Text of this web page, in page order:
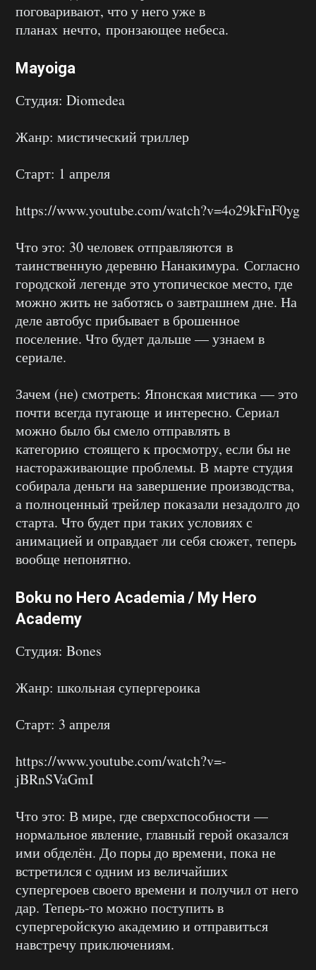
поговаривают, что у него уже в
планах нечто, пронзающее небеса.
Mayoiga
Студия: Diomedea
Жанр: мистический триллер
Старт: 1 апреля
https://www.youtube.com/watch?v=4o29kFnF0yg
Что это: 30 человек отправляются в
таинственную деревню Нанакимура. Согласно
городской легенде это утопическое место, где
можно жить не заботясь о завтрашнем дне. На
деле автобус прибывает в брошенное
поселение. Что будет дальше — узнаем в
сериале.
Зачем (не) смотреть: Японская мистика — это
почти всегда пугающе и интересно. Сериал
можно было бы смело отправлять в
категорию стоящего к просмотру, если бы не
настораживающие проблемы. В марте студия
собирала деньги на завершение производства,
а полноценный трейлер показали незадолго до
старта. Что будет при таких условиях с
анимацией и оправдает ли себя сюжет, теперь
вообще непонятно.
Boku no Hero Academia / My Hero
Academy
Студия: Bones
Жанр: школьная супергероика
Старт: 3 апреля
https://www.youtube.com/watch?v=-
jBRnSVaGmI
Что это: В мире, где сверхспособности —
нормальное явление, главный герой оказался
ими обделён. До поры до времени, пока не
встретился с одним из величайших
супергероев своего времени и получил от него
дар. Теперь-то можно поступить в
супергеройскую академию и отправиться
навстречу приключениям.